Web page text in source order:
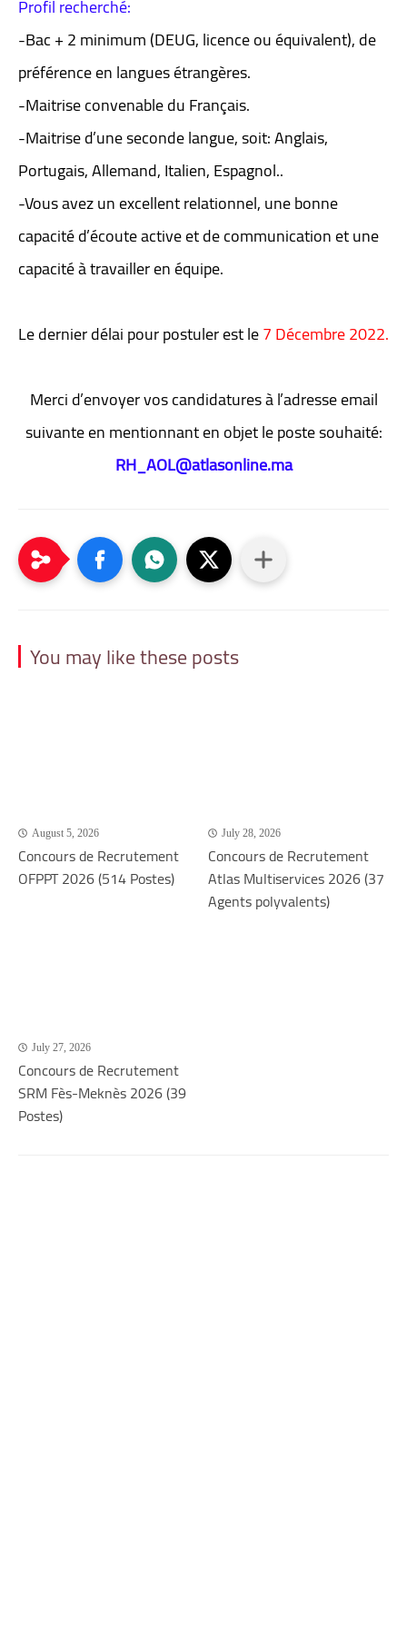
Profil recherché:
-Bac + 2 minimum (DEUG, licence ou équivalent), de
préférence en langues étrangères.
-Maitrise convenable du Français.
-Maitrise d’une seconde langue, soit: Anglais,
Portugais, Allemand, Italien, Espagnol..
-Vous avez un excellent relationnel, une bonne
capacité d’écoute active et de communication et une
capacité à travailler en équipe.
Le dernier délai pour postuler est le7 Décembre 2022.
Merci d’envoyer vos candidatures à l’adresse email
suivante en mentionnant en objet le poste souhaité:
RH_AOL@atlasonline.ma
You may like these posts
August 5, 2026
Concours de Recrutement
OFPPT 2026 (514 Postes)
July 28, 2026
Concours de Recrutement
Atlas Multiservices 2026 (37
Agents polyvalents)
July 27, 2026
Concours de Recrutement
SRM Fès-Meknès 2026 (39
Postes)